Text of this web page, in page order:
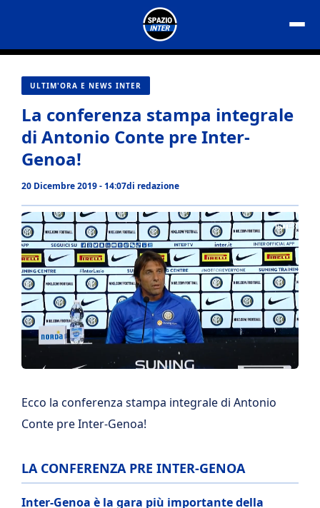
contenuto
ULTIM'ORA E NEWS INTER
La conferenza stampa integrale
di Antonio Conte pre Inter-
Genoa!
20 Dicembre 2019 - 14:07di redazione
Ecco la conferenza stampa integrale di Antonio
Conte pre Inter-Genoa!
LA CONFERENZA PRE INTER-GENOA
Inter-Genoa è la gara più importante della